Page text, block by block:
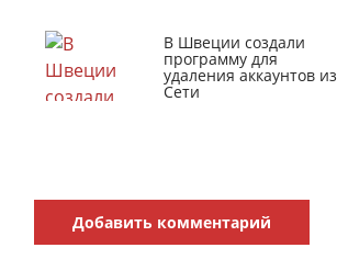
В Швеции создали
программу для
удаления аккаунтов из
Сети
Добавить комментарий